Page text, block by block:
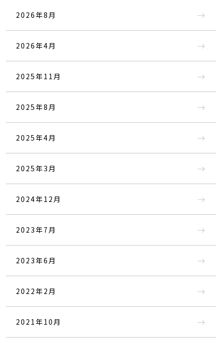
2026年8月
2026年4月
2025年11月
2025年8月
2025年4月
2025年3月
2024年12月
2023年7月
2023年6月
2022年2月
2021年10月